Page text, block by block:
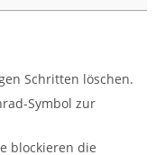
Schritten löschen.
Symbol zur
blockieren die